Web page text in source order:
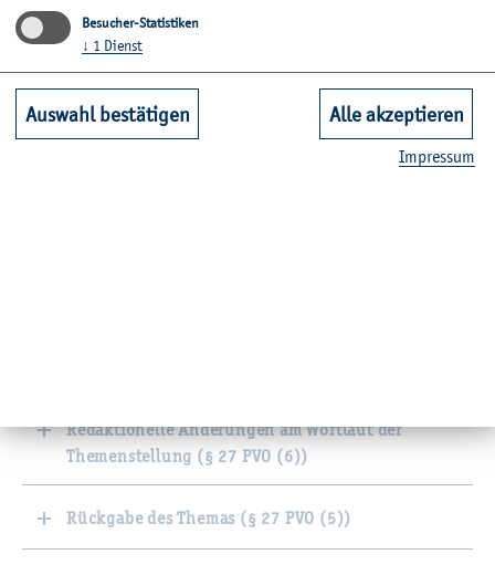
Rah­men eines fest­ge­leg­ten The­mas.
Redaktionelle Änderungen am Wortlaut der
Themenstellung (§ 27 PVO (6))
Rückgabe des Themas (§ 27 PVO (5))
Besucher-Statistiken
↓ 1 Dienst
Auswahl bestätigen Alle akzeptieren
Im­pres­sum